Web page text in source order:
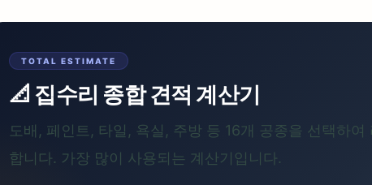
TOTAL ESTIMATE
📐 집수리 종합 견적 계산기
도배, 페인트, 타일, 욕실, 주방 등 16개 공종을 선택하여
합니다. 가장 많이 사용되는 계산기입니다.